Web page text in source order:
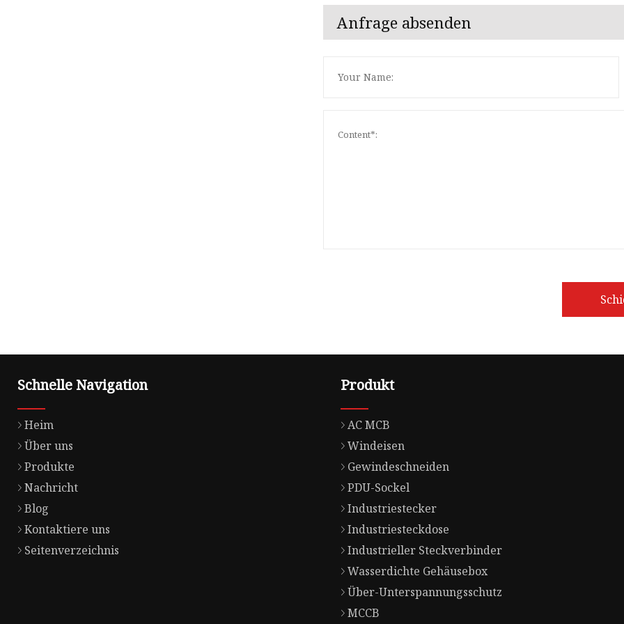
Anfrage absenden
Schnelle Navigation
Heim
Über uns
Produkte
Nachricht
Blog
Kontaktiere uns
Seitenverzeichnis
Produkt
AC MCB
Windeisen
Gewindeschneiden
PDU-Sockel
Industriestecker
Industriesteckdose
Industrieller Steckverbinder
Wasserdichte Gehäusebox
Über-Unterspannungsschutz
MCCB